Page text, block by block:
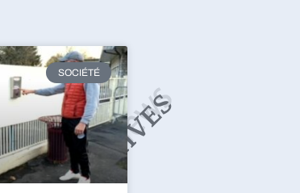
SOCIÉTÉ